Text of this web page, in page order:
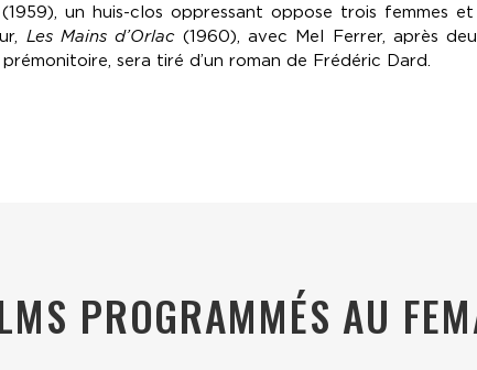
(1959), un huis-clos oppressant oppose trois femmes
Les Mains d’Orlac (1960), avec Mel Ferrer, après
sera tiré d’un roman de Frédéric Dard.
PROGRAMMÉS AU